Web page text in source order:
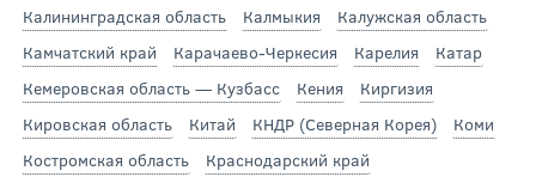
Калининградская область
Калмыкия
Калужская область
Камчатский край
Карачаево-Черкесия Карелия
Катар
Кемеровская область — Кузбасс
Кения
Киргизия
Кировская область
Китай КНДР (Северная Корея)
Коми
Костромская область
Краснодарский край